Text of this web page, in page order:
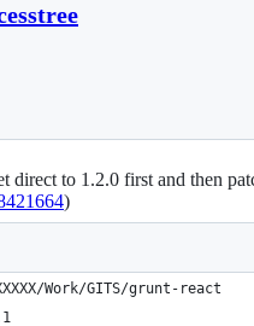
direct to 1.2.0 first and then
)
Work/GITS/grunt-react